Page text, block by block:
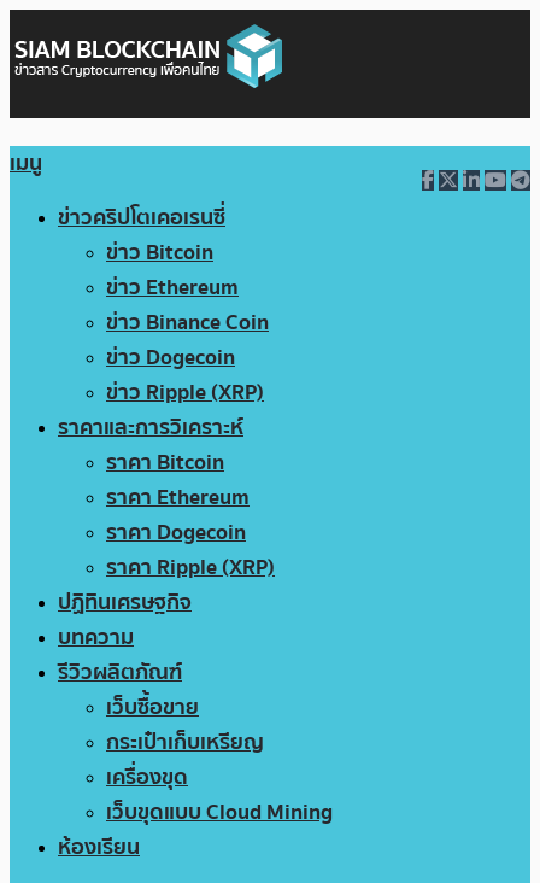
เมนู
ข่าวคริปโตเคอเรนซี่
ข่าว Bitcoin
ข่าว Ethereum
ข่าว Binance Coin
ข่าว Dogecoin
ข่าว Ripple (XRP)
ราคาและการวิเคราะห์
ราคา Bitcoin
ราคา Ethereum
ราคา Dogecoin
ราคา Ripple (XRP)
ปฏิทินเศรษฐกิจ
บทความ
รีวิวผลิตภัณฑ์
เว็บซื้อขาย
กระเป๋าเก็บเหรียญ
เครื่องขุด
เว็บขุดแบบ Cloud Mining
ห้องเรียน